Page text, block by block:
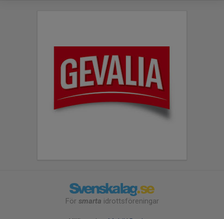
För smarta idrottsföreningar